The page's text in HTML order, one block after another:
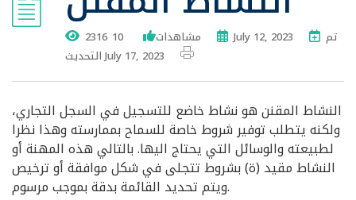
2316 مشاهدات 10 July 12, 2023
تم
التحديث July 17, 2023
النشاط المقنن هو نشاط خاضع للتسجيل في السجل التجاري،
ولكنه يتطلب توفير شروط خاصة للسماح بممارسته وهذا نظرا
لطبيعته والوسائل التي يحتاج اليها. بالتالي هذه المهنة أو
النشاط مقيد (ة) بشروط تتجلى في شكل موافقة أو ترخيص
ويتم تحديد القائمة بدقة بموجب مرسوم.